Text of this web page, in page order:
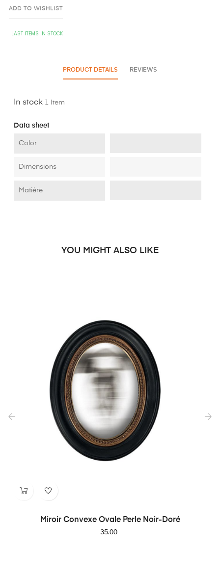
ADD TO WISHLIST
LAST ITEMS IN STOCK
PRODUCT DETAILS REVIEWS
In stock 1 Item
Data sheet
Color
Dimensions
Matière
YOU MIGHT ALSO LIKE
Miroir Convexe Ovale Perle Noir-Doré
Price
35.00